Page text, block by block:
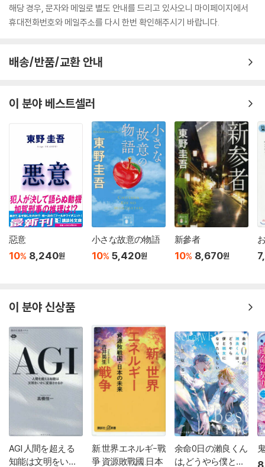
해당 경우, 문자와 메일로 별도 안내를 드리고 있사오니 마이페이지에서
휴대전화번호와 메일주소를 다시 한번 확인해주시기 바랍니다.
배송/반품/교환 안내
이 분야 베스트셀러
惡意
10% 8,240원
小さな故意の物語
10% 5,420원
新參者
10% 8,670원
이 분야 신상품
AGI 人間を超える
知能は文明をいか
新.世界エネルギ-戰
爭 資源敗戰國.日本
余命0日の瀨良くん
は,どうやら僕と親